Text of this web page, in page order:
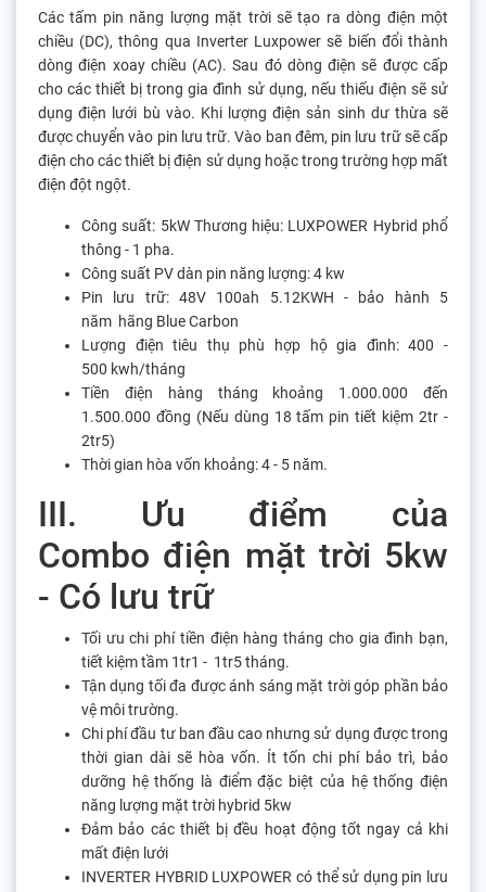
Các tấm pin năng lượng mặt trời sẽ tạo ra dòng điện một
chiều (DC), thông qua Inverter Luxpower sẽ biến đổi thành
dòng điện xoay chiều (AC). Sau đó dòng điện sẽ được cấp
cho các thiết bị trong gia đình sử dụng, nếu thiếu điện sẽ sử
dụng điện lưới bù vào. Khi lượng điện sản sinh dư thừa sẽ
được chuyển vào pin lưu trữ. Vào ban đêm, pin lưu trữ sẽ cấp
điện cho các thiết bị điện sử dụng hoặc trong trường hợp mất
điện đột ngột.
Công suất: 5kW Thương hiệu: LUXPOWER Hybrid phổ
thông - 1 pha.
Công suất PV dàn pin năng lượng: 4 kw
Pin lưu trữ: 48V 100ah 5.12KWH - bảo hành 5
năm hãng Blue Carbon
Lượng điện tiêu thụ phù hợp hộ gia đình: 400 -
500 kwh/tháng
Tiền điện hàng tháng khoảng 1.000.000 đến
1.500.000 đồng (Nếu dùng 18 tấm pin tiết kiệm 2tr -
2tr5)
Thời gian hòa vốn khoảng: 4 - 5 năm.
III. Ưu điểm của
Combo điện mặt trời 5kw
- Có lưu trữ
Tối ưu chi phí tiền điện hàng tháng cho gia đình bạn,
tiết kiệm tầm 1tr1 - 1tr5 tháng.
Tận dụng tối đa được ánh sáng mặt trời góp phần bảo
vệ môi trường.
Chi phí đầu tư ban đầu cao nhưng sử dụng được trong
thời gian dài sẽ hòa vốn. Ít tốn chi phí bảo trì, bảo
dưỡng hệ thống là điểm đặc biệt của hệ thống điện
năng lượng mặt trời hybrid 5kw
Đảm bảo các thiết bị đều hoạt động tốt ngay cả khi
mất điện lưới
INVERTER HYBRID LUXPOWER có thể sử dụng pin lưu